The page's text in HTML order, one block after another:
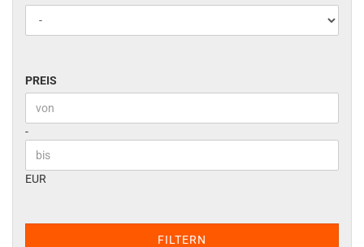
PREIS
PREIS
Preis bis
-
EUR
FILTERN